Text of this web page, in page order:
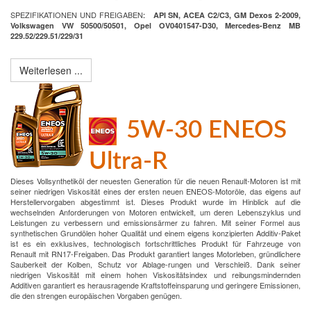
SPEZIFIKATIONEN UND FREIGABEN:
API SN, ACEA C2/C3, GM Dexos 2-2009,
Volkswagen VW 50500/50501, Opel OV0401547-D30, Mercedes-Benz MB
229.52/229.51/229/31
Weiterlesen ...
5W-30 ENEOS
Ultra-R
Dieses Vollsynthetiköl der neuesten Generation für die neuen Renault-Motoren ist mit
seiner niedrigen Viskosität eines der ersten neuen ENEOS-Motoröle, das eigens auf
Herstellervorgaben abgestimmt ist. Dieses Produkt wurde im Hinblick auf die
wechselnden Anforderungen von Motoren entwickelt, um deren Lebenszyklus und
Leistungen zu verbessern und emissionsärmer zu fahren. Mit seiner Formel aus
synthetischen Grundölen hoher Qualität und einem eigens konzipierten Additiv-Paket
ist es ein exklusives, technologisch fortschrittliches Produkt für Fahrzeuge von
Renault mit RN17-Freigaben. Das Produkt garantiert langes Motorleben, gründlichere
Sauberkeit der Kolben, Schutz vor Ablage-rungen und Verschleiß. Dank seiner
niedrigen Viskosität mit einem hohen Viskositätsindex und reibungsmindernden
Additiven garantiert es herausragende Kraftstoffeinsparung und geringere Emissionen,
die den strengen europäischen Vorgaben genügen.